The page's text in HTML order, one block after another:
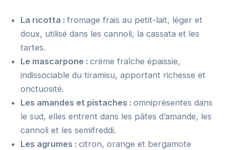
La ricotta : fromage frais au petit-lait, léger et
doux, utilisé dans les cannoli, la cassata et les
tartes.
Le mascarpone : crème fraîche épaissie,
indissociable du tiramisu, apportant richesse et
onctuosité.
Les amandes et pistaches : omniprésentes dans
le sud, elles entrent dans les pâtes d’amande, les
cannoli et les semifreddi.
Les agrumes : citron, orange et bergamote